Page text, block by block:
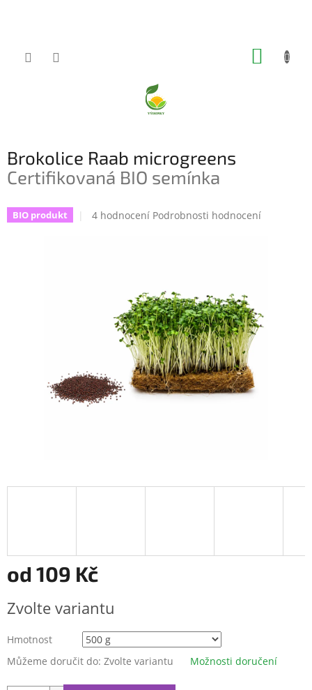
Brokolice Raab microgreens
Certifikovaná BIO semínka
BIO produkt
Průměrné
hvězdiček.
4 hodnocení Podrobnosti hodnocení
od 109 Kč
cena:
Zvolte variantu
Hmotnost
Můžeme doručit do: Zvolte variantu Možnosti doručení